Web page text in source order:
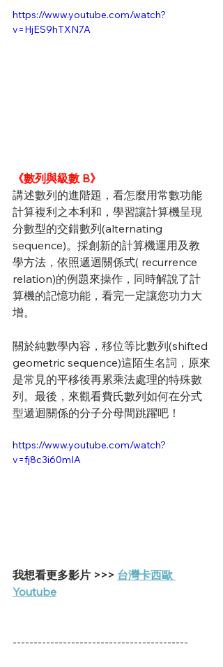
https://www.youtube.com/watch?
v=HjES9hTXN7A
《數列與級數 B》
講述數列的進階題，看怎麼用常數功能
計算複利之本利和，學習讓計算機呈現
分數型的交錯數列(alternating
sequence)。採創新的計算機運用及教
學方法，依照遞迴關係式( recurrence
relation)的例題來操作，同時解說了計
算機的記憶功能，看完一定讓您功力大
增。
關於純數學內容，移位等比數列(shifted
geometric sequence)這陌生名詞，原來
是常見的平移後再累乘法處理的特殊數
列。最後，來觀看費氏數列如何在分式
型遞迴關係的分子分母間跳躍吧！
https://www.youtube.com/watch?
v=fj8c3i60mIA
我想看更多影片 >>> 台灣卡西歐
Youtube
------------------------------------------